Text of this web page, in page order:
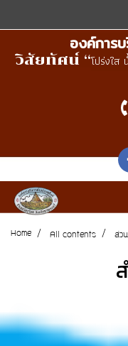
องค์การ
วิสัยทัศน์ “โปร่งใส
Home All contents ส่ว